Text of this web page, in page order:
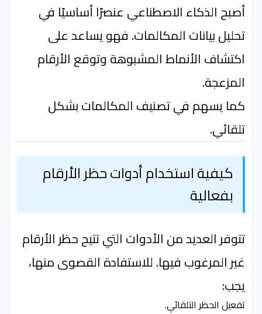
أصبح الذكاء الاصطناعي عنصرًا أساسيًا في
تحليل بيانات المكالمات. فهو يساعد على
اكتشاف الأنماط المشبوهة وتوقع الأرقام
المزعجة.
كما يسهم في تصنيف المكالمات بشكل
تلقائي.
كيفية استخدام أدوات حظر الأرقام
بفعالية
تتوفر العديد من الأدوات التي تتيح حظر الأرقام
غير المرغوب فيها. للاستفادة القصوى منها،
يجب:
تفعيل الحظر التلقائي.